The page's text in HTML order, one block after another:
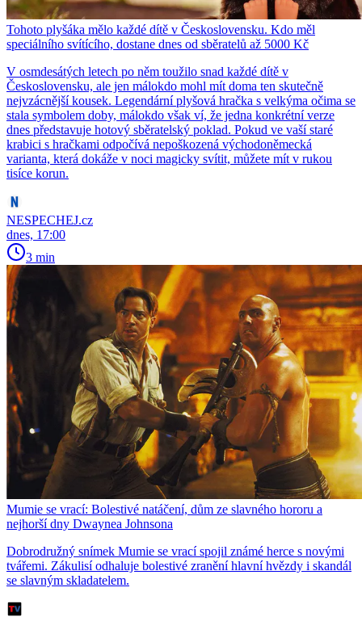
Tohoto plyšáka mělo každé dítě v Československu. Kdo měl
speciálního svítícího, dostane dnes od sběratelů až 5000 Kč
V osmdesátých letech po něm toužilo snad každé dítě v
Československu, ale jen málokdo mohl mít doma ten skutečně
nejvzácnější kousek. Legendární plyšová hračka s velkýma očima se
stala symbolem doby, málokdo však ví, že jedna konkrétní verze
dnes představuje hotový sběratelský poklad. Pokud ve vaší staré
krabici s hračkami odpočívá nepoškozená východoněmecká
varianta, která dokáže v noci magicky svítit, můžete mít v rukou
tisíce korun.
NESPECHEJ.cz
dnes, 17:00
3 min
Mumie se vrací: Bolestivé natáčení, dům ze slavného hororu a
nejhorší dny Dwaynea Johnsona
Dobrodružný snímek Mumie se vrací spojil známé herce s novými
tvářemi. Zákulisí odhaluje bolestivé zranění hlavní hvězdy i skandál
se slavným skladatelem.